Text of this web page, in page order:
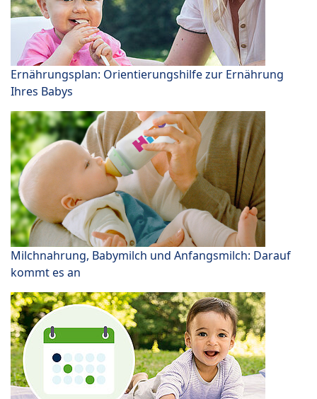
Ernährungsplan: Orientierungshilfe zur Ernährung
Ihres Babys
Milchnahrung, Babymilch und Anfangsmilch: Darauf
kommt es an